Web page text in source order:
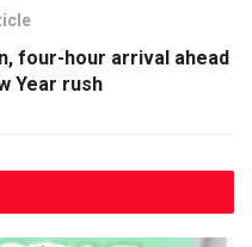
four-hour arrival ahead
Year rush